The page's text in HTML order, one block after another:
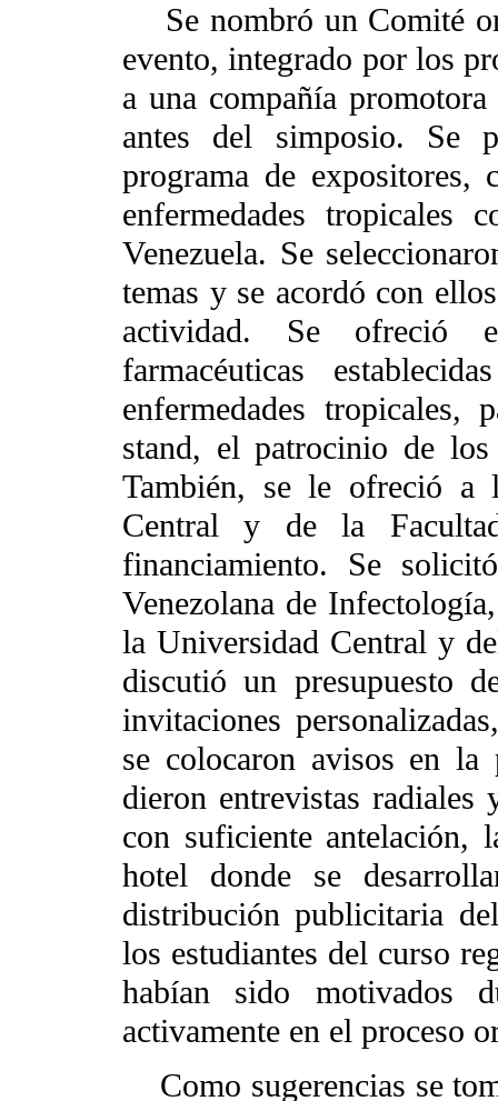
Se nombró un Comité
evento, integrado por los
a una compañía
antes del simposio. Se
programa de
enfermedades tropicales
Venezuela. Se
temas y se acordó con
actividad. Se ofreció
farmacéuticas
enfermedades tropicales,
stand, el patrocinio de
También, se le ofreció a
Central y de la
financiamiento. Se
Venezolana de
la Universidad Central y
discutió un presupuesto
invitaciones
se colocaron avisos en
dieron entrevistas radiales
con suficiente antelación,
hotel donde se
distribución publicitaria
los estudiantes del curso
habían sido motivados
activamente en el proceso
Como sugerencias se